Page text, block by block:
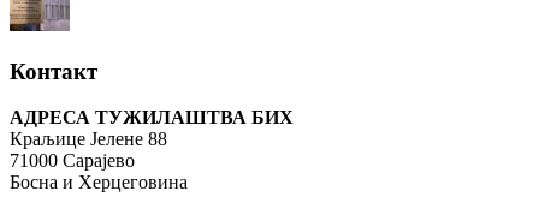
Контакт
АДРЕСА ТУЖИЛАШТВА БИХ
Краљице Јелене 88
71000 Сарајево
Босна и Херцеговина